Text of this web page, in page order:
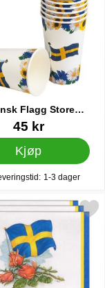
Flagg Store
Pappkopper
27848
45 kr
Kjøp
På lager
1-3 dager
som favoritt
Sverigeflagg/